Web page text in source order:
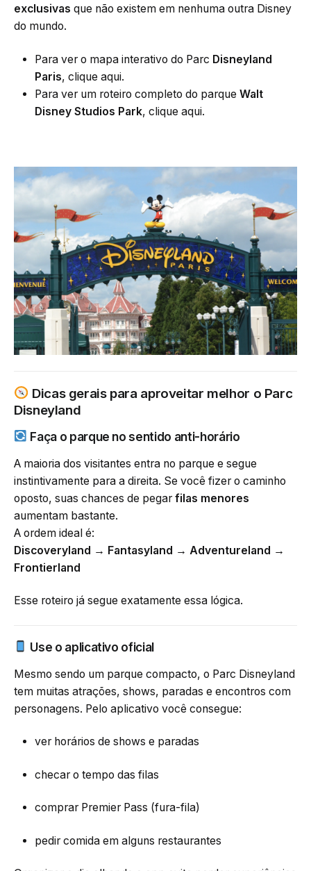
exclusivas que não existem em nenhuma outra Disney
do mundo.
Para ver o mapa interativo do Parc Disneyland
Paris, clique aqui.
Para ver um roteiro completo do parque Walt
Disney Studios Park, clique aqui.
Dicas gerais para aproveitar melhor o Parc
Disneyland
Faça o parque no sentido anti-horário
A maioria dos visitantes entra no parque e segue
instintivamente para a direita. Se você fizer o caminho
oposto, suas chances de pegar filas menores
aumentam bastante.
A ordem ideal é:
Discoveryland → Fantasyland → Adventureland →
Frontierland
Esse roteiro já segue exatamente essa lógica.
Use o aplicativo oficial
Mesmo sendo um parque compacto, o Parc Disneyland
tem muitas atrações, shows, paradas e encontros com
personagens. Pelo aplicativo você consegue:
ver horários de shows e paradas
checar o tempo das filas
comprar Premier Pass (fura-fila)
pedir comida em alguns restaurantes